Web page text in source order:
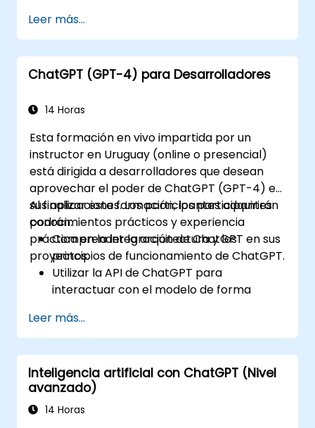
riesgos
Preparar su departamento de RRHH para
el futuro
Leer más...
ChatGPT (GPT-4) para Desarrolladores
14 Horas
Esta formación en vivo impartida por un
instructor en Uruguay (online o presencial)
está dirigida a desarrolladores que desean
aprovechar el poder de ChatGPT (GPT-4) en
sus aplicaciones. Los participantes adquirirán
conocimientos prácticos y experiencia
práctica en la integración de ChatGPT en sus
proyectos.
Al finalizar esta formación, los participantes
podrán:
Comprender la arquitectura y los
principios de funcionamiento de ChatGPT.
Utilizar la API de ChatGPT para
interactuar con el modelo de forma
Desarrollar agentes conversacionales y
chatbots utilizando ChatGPT.
Explorar las nuevas características y
funcionalidades ofrecidas por GPT-4
para mejorar sus aplicaciones.
Personalizar y afinar ChatGPT para
Leer más...
Inteligencia artificial con ChatGPT (Nivel
avanzado)
14 Horas